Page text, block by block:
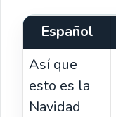
Español
Así que
esto es la
Navidad